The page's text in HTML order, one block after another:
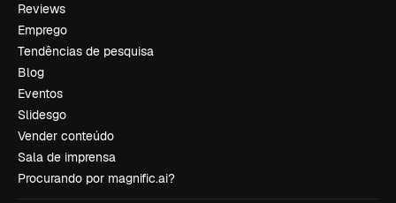
Reviews
Emprego
Tendências de pesquisa
Blog
Eventos
Slidesgo
Vender conteúdo
Sala de imprensa
Procurando por magnific.ai?